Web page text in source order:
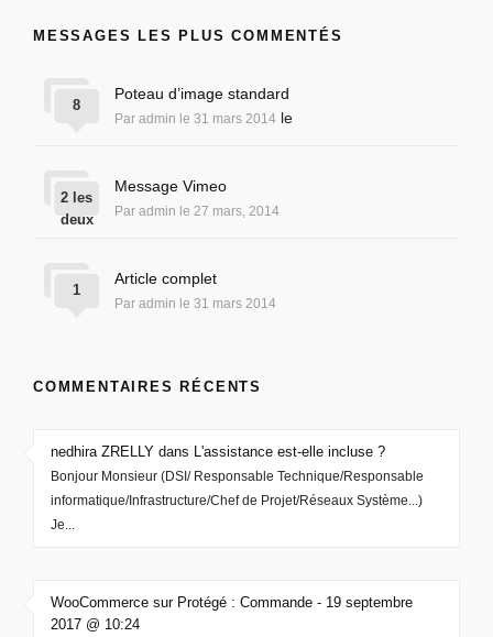
MESSAGES LES PLUS COMMENTÉS
Poteau d’image standard
Par admin le 31 mars 2014 le
8
Message Vimeo
Par admin le 27 mars, 2014
2 les
deux
Article complet
Par admin le 31 mars 2014
1
COMMENTAIRES RÉCENTS
nedhira ZRELLY dans L'assistance est-elle incluse ?
Bonjour Monsieur (DSI/ Responsable Technique/Responsable
informatique/Infrastructure/Chef de Projet/Réseaux Système...)
Je...
WooCommerce sur Protégé : Commande - 19 septembre
2017 @ 10:24